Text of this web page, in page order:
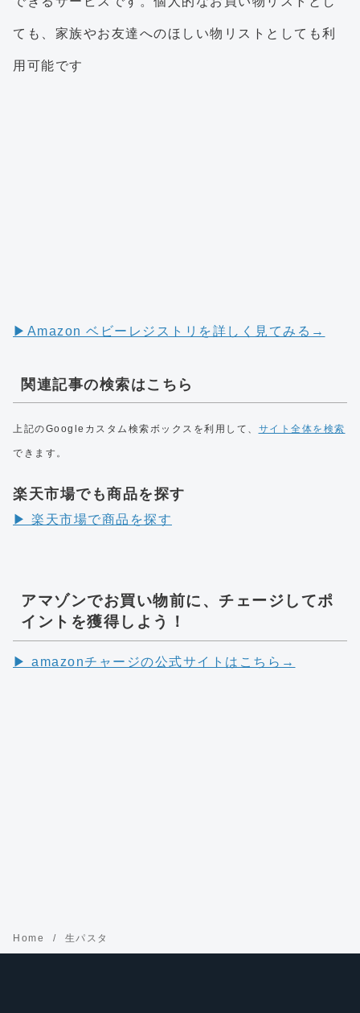
ても、家族やお友達へのほしい物リストとしても利
用可能です
▶︎Amazon ベビーレジストリを詳しく見てみる→
関連記事の検索はこちら
上記のGoogleカスタム検索ボックスを利用して、 サイト全体を検索
できます。
楽天市場でも商品を探す
▶︎ 楽天市場で商品を探す
アマゾンでお買い物前に、チェージしてポ
イントを獲得しよう！
▶︎ amazonチャージの公式サイトはこちら→
Home 生パスタ